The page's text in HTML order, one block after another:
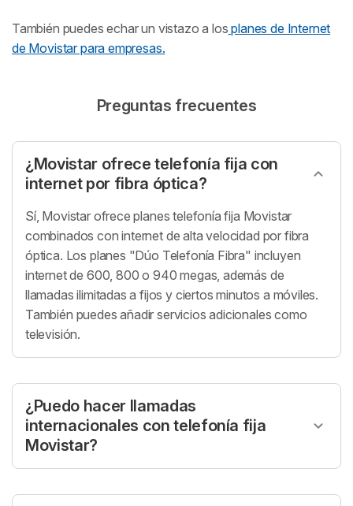
También puedes echar un vistazo a los planes de Internet
de Movistar para empresas.
Preguntas frecuentes
¿Movistar ofrece telefonía fija con
internet por fibra óptica?
Sí, Movistar ofrece planes telefonía fija Movistar
combinados con internet de alta velocidad por fibra
óptica. Los planes "Dúo Telefonía Fibra" incluyen
internet de 600, 800 o 940 megas, además de
llamadas ilimitadas a fijos y ciertos minutos a móviles.
También puedes añadir servicios adicionales como
televisión.
¿Puedo hacer llamadas
internacionales con telefonía fija
Movistar?
Sí, Movistar ofrece tarifas competitivas para llamadas